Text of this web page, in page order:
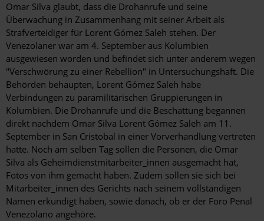
Omar Silva glaubt, dass die Drohanrufe und seine
Überwachung in Zusammenhang mit seiner Arbeit als
Strafverteidiger für Lorent Gómez Saleh stehen. Der
Venezolaner war am 4. September aus Kolumbien
ausgewiesen worden und befindet sich unter anderem wegen
"Verschwörung zu einer Rebellion" in Untersuchungshaft. Die
Behörden behaupten, Lorent Gómez Saleh habe
Verbindungen zu paramilitärischen Gruppierungen in
Kolumbien. Die Drohanrufe und die Beschattung begannen
direkt nachdem Omar Silva Lorent Gómez Saleh am 11.
September in San Cristobal in einer Vorverhandlung vertreten
hatte. Noch am selben Tag sollen die Personen, die Omar
Silva als Geheimdienstmitarbeiter_innen ausgemacht hat,
Fotos von ihm gemacht haben. Zudem sollen sie sich bei
Mitarbeiter_innen des Gerichts nach seinem vollständigen
Namen erkundigt haben, sowie danach, ob er der Foro Penal
Venezolano angehöre.